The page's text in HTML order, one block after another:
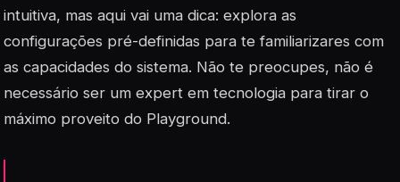
intuitiva, mas aqui vai uma dica: explora as
configurações pré-definidas para te familiarizares com
as capacidades do sistema. Não te preocupes, não é
necessário ser um expert em tecnologia para tirar o
máximo proveito do Playground.